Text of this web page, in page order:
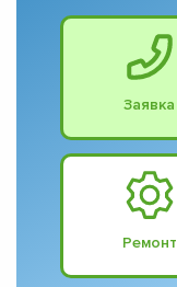
Заявка
Ремонт